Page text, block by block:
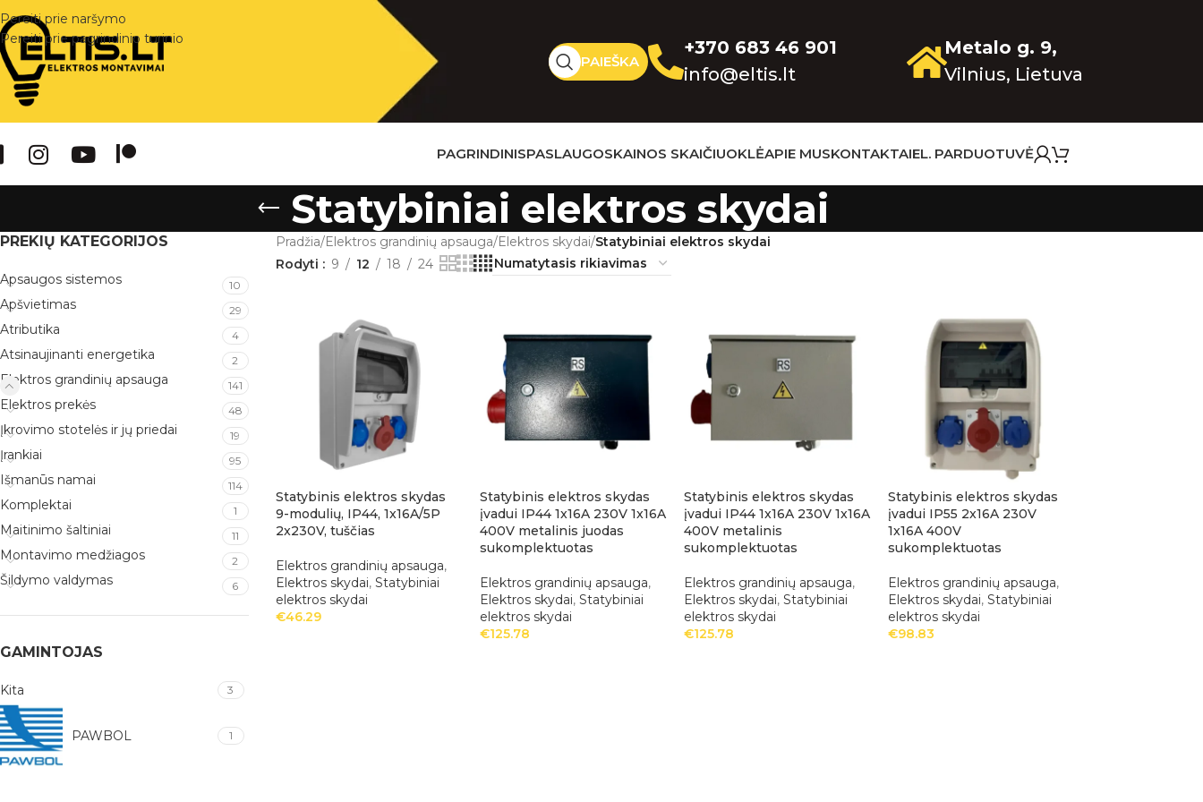
Pereiti prie naršymo
Pereiti prie pagrindinio turinio
PAIEŠKA
+370 683 46 901
info@eltis.lt
Metalo g. 9,
Vilnius, Lietuva
PAGRINDINISPASLAUGOSKAINOS SKAIČIUOKLĖAPIE MUSKONTAKTAIEL. PARDUOTUVĖ
Statybiniai elektros skydai
PREKIŲ KATEGORIJOS
Apsaugos sistemos 10
Apšvietimas 29
Atributika 4
Atsinaujinanti energetika 2
Elektros grandinių apsauga 141
Elektros prekės 48
Įkrovimo stotelės ir jų priedai 19
Įrankiai 95
Išmanūs namai 114
Komplektai 1
Maitinimo šaltiniai 11
Montavimo medžiagos 2
Šildymo valdymas 6
GAMINTOJAS
Kita 3
PAWBOL 1
Pradžia/Elektros grandinių apsauga/Elektros skydai/Statybiniai elektros skydai
Rodyti
9 12 18 24
Statybinis elektros skydas
9-modulių, IP44, 1x16A/5P
2x230V, tuščias
Elektros grandinių apsauga,
Elektros skydai, Statybiniai
elektros skydai
€46.29
Statybinis elektros skydas
įvadui IP44 1x16A 230V 1x16A
400V metalinis juodas
sukomplektuotas
Elektros grandinių apsauga,
Elektros skydai, Statybiniai
elektros skydai
€125.78
Statybinis elektros skydas
įvadui IP44 1x16A 230V 1x16A
400V metalinis
sukomplektuotas
Elektros grandinių apsauga,
Elektros skydai, Statybiniai
elektros skydai
€125.78
Statybinis elektros skydas
įvadui IP55 2x16A 230V
1x16A 400V
sukomplektuotas
Elektros grandinių apsauga,
Elektros skydai, Statybiniai
elektros skydai
€98.83